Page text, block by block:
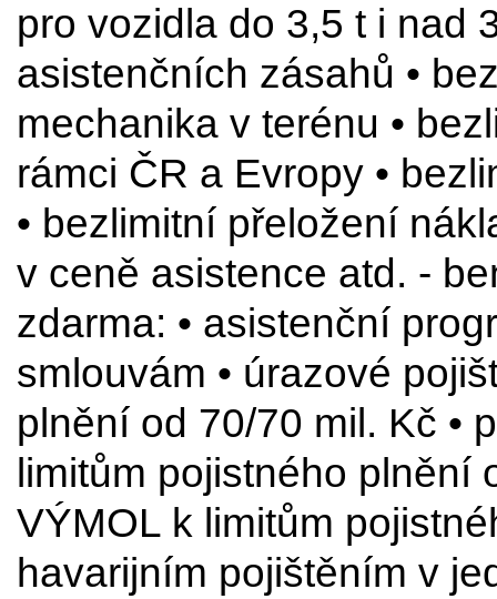
pro vozidla do 3,5 t i nad
asistenčních zásahů •
mechanika v terénu •
rámci ČR a Evropy •
• bezlimitní přeložení
v ceně asistence atd. -
zdarma: • asistenční
smlouvám • úrazové
plnění od 70/70 mil. Kč •
limitům pojistného plnění
VÝMOL k limitům
havarijním pojištěním v